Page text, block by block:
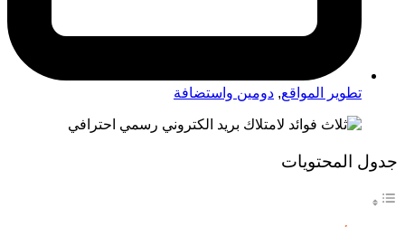
تطوير المواقع, دومين واستضافة
جدول المحتويات